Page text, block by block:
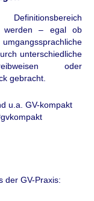
werden – egal ob
unterschiedliche
oder
gebracht.
u.a. GV-kompakt
der GV-Praxis: